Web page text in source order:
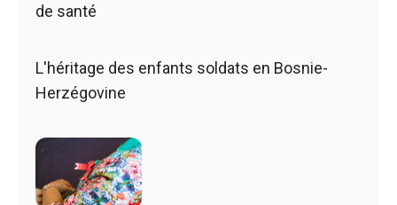
de santé
L'héritage des enfants soldats en Bosnie-
Herzégovine